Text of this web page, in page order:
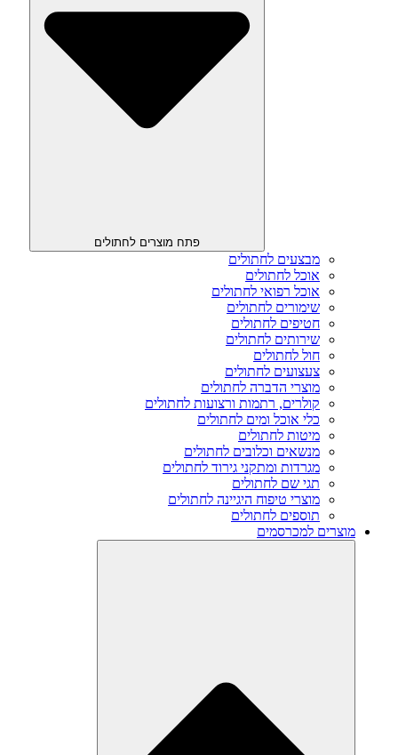
פתח מוצרים לחתולים
מבצעים לחתולים
אוכל לחתולים
אוכל רפואי לחתולים
שימורים לחתולים
חטיפים לחתולים
שירותים לחתולים
חול לחתולים
צעצועים לחתולים
מוצרי הדברה לחתולים
קולרים, רתמות ורצועות לחתולים
כלי אוכל ומים לחתולים
מיטות לחתולים
מנשאים וכלובים לחתולים
מגרדות ומתקני גירוד לחתולים
תגי שם לחתולים
מוצרי טיפוח היגיינה לחתולים
תוספים לחתולים
מוצרים למכרסמים